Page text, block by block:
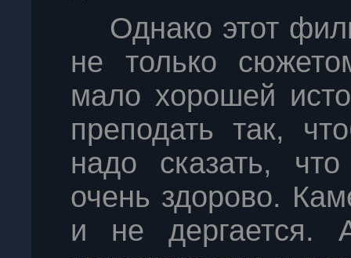
Однако этот
не только
мало хорошей
преподать так,
надо сказать, что
очень здорово.
и не дергается.